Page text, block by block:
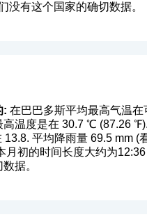
没有这个国家的确切数据。
: 在巴巴多斯平均最高气温
温度是在 30.7 ℃ (87.26
平均降雨量 69.5 mm (
初的时间长度大约为
据。